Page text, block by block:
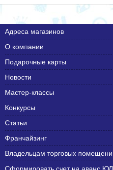
Адреса магазинов
О компании
Подарочные карты
Новости
Мастер-классы
Конкурсы
Статьи
Франчайзинг
Владельцам торговых